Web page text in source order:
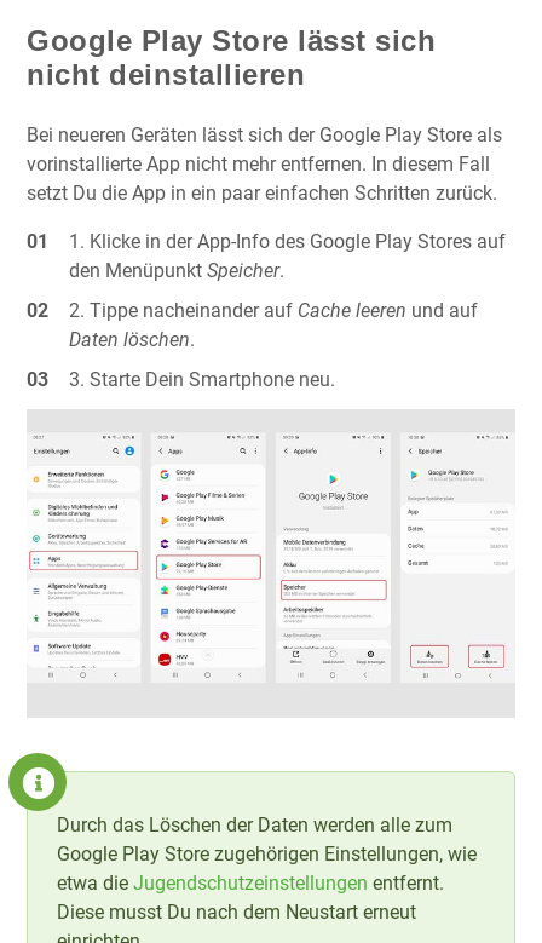
Google Play Store lässt sich
nicht deinstallieren
Bei neueren Geräten lässt sich der Google Play Store als
vorinstallierte App nicht mehr entfernen. In diesem Fall
setzt Du die App in ein paar einfachen Schritten zurück.
Klicke in der App-Info des Google Play Stores auf
den MenüpunktSpeicher.
Tippe nacheinander auf Cache leeren und auf
Daten löschen.
Starte Dein Smartphone neu.
Durch das Löschen der Daten werden alle zum
Google Play Store zugehörigen Einstellungen, wie
etwa die Jugendschutzeinstellungen entfernt.
Diese musst Du nach dem Neustart erneut